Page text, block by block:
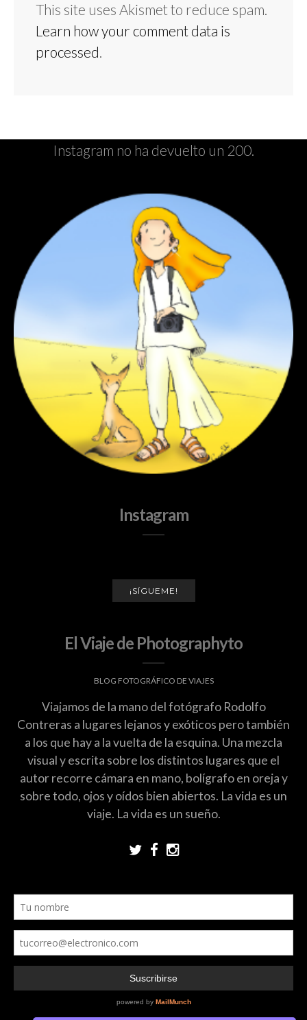
This site uses Akismet to reduce spam.
Learn how your comment data is
processed.
Instagram no ha devuelto un 200.
Instagram
¡SÍGUEME!
El Viaje de Photographyto
BLOG FOTOGRÁFICO DE VIAJES
Viajamos de la mano del fotógrafo Rodolfo
Contreras a lugares lejanos y exóticos pero también
a los que hay a la vuelta de la esquina. Una mezcla
visual y escrita sobre los distintos lugares que el
autor recorre cámara en mano, bolígrafo en oreja y
sobre todo, ojos y oídos bien abiertos. La vida es un
viaje. La vida es un sueño.